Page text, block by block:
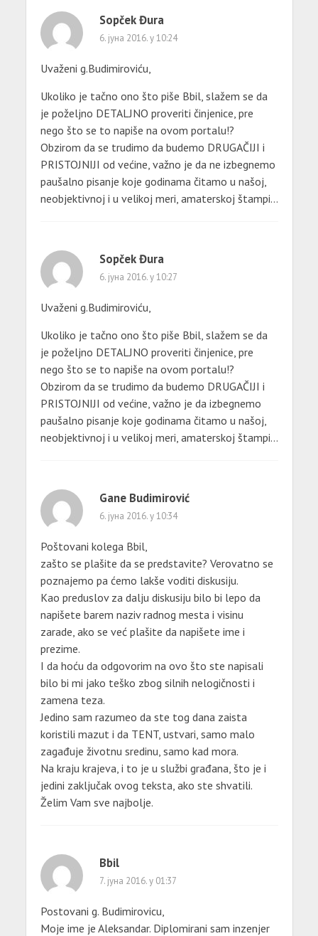
Sopček Đura
6. јуна 2016. у 10:24
Uvaženi g.Budimiroviću,
Ukoliko je tačno ono što piše Bbil, slažem se da
je poželjno DETALJNO proveriti činjenice, pre
nego što se to napiše na ovom portalu!?
Obzirom da se trudimo da budemo DRUGAČIJI i
PRISTOJNIJI od većine, važno je da ne izbegnemo
paušalno pisanje koje godinama čitamo u našoj,
neobjektivnoj i u velikoj meri, amaterskoj štampi…
Sopček Đura
6. јуна 2016. у 10:27
Uvaženi g.Budimiroviću,
Ukoliko je tačno ono što piše Bbil, slažem se da
je poželjno DETALJNO proveriti činjenice, pre
nego što se to napiše na ovom portalu!?
Obzirom da se trudimo da budemo DRUGAČIJI i
PRISTOJNIJI od većine, važno je da izbegnemo
paušalno pisanje koje godinama čitamo u našoj,
neobjektivnoj i u velikoj meri, amaterskoj štampi…
Gane Budimirović
6. јуна 2016. у 10:34
Poštovani kolega Bbil,
zašto se plašite da se predstavite? Verovatno se
poznajemo pa ćemo lakše voditi diskusiju.
Kao preduslov za dalju diskusiju bilo bi lepo da
napišete barem naziv radnog mesta i visinu
zarade, ako se već plašite da napišete ime i
prezime.
I da hoću da odgovorim na ovo što ste napisali
bilo bi mi jako teško zbog silnih nelogičnosti i
zamena teza.
Jedino sam razumeo da ste tog dana zaista
koristili mazut i da TENT, ustvari, samo malo
zagađuje životnu sredinu, samo kad mora.
Na kraju krajeva, i to je u službi građana, što je i
jedini zaključak ovog teksta, ako ste shvatili.
Želim Vam sve najbolje.
Bbil
7. јуна 2016. у 01:37
Postovani g. Budimirovicu,
Moje ime je Aleksandar. Diplomirani sam inzenjer